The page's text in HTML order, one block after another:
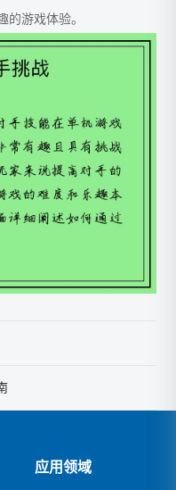
的游戏体验。
应用领域